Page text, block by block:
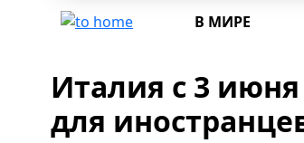
В МИРЕ
Италия с 3
для